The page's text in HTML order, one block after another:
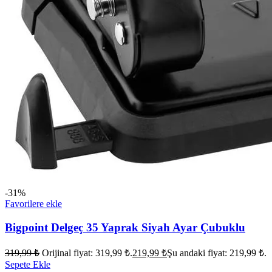
-31%
Favorilere ekle
Bigpoint Delgeç 35 Yaprak Siyah Ayar Çubuklu
319,99₺ Orijinal fiyat: 319,99 ₺.219,99 ₺Şu andaki fiyat: 219,99 ₺.
Sepete Ekle